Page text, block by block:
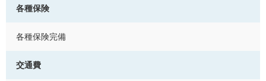
各種保険
各種保険完備
交通費